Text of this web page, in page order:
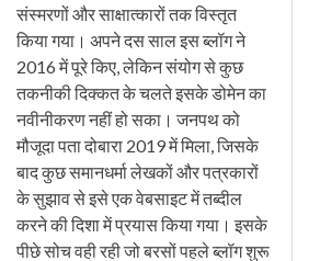
संस्मरणों और साक्षात्कारों तक विस्तृत
किया गया। अपने दस साल इस ब्लॉग ने
2016 में पूरे किए, लेकिन संयोग से कुछ
तकनीकी दिक्कत के चलते इसके डोमेन का
नवीनीकरण नहीं हो सका। जनपथ को
मौजूदा पता दोबारा 2019 में मिला, जिसके
बाद कुछ समानधर्मा लेखकों और पत्रकारों
के सुझाव से इसे एक वेबसाइट में तब्दील
करने की दिशा में प्रयास किया गया। इसके
पीछे सोच वही रही जो बरसों पहले ब्लॉग शुरू